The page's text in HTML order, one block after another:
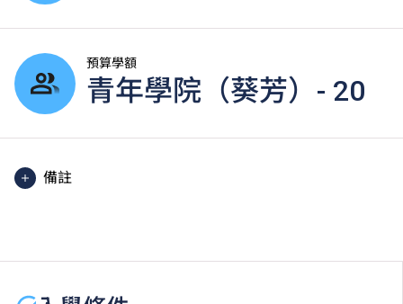
預算學額
青年學院（葵芳）- 20
備註
課程中有部份單元是以中文授課及評核。